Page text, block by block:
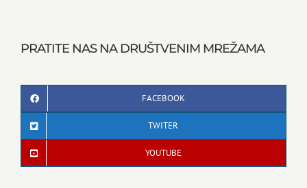
PRATITE NAS NA DRUŠTVENIM MREŽAMA
FACEBOOK
TWITER
YOUTUBE